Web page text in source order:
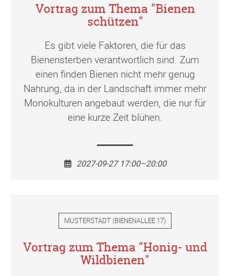
Vortrag zum Thema "Bienen
schützen"
Es gibt viele Faktoren, die für das
Bienensterben verantwortlich sind. Zum
einen finden Bienen nicht mehr genug
Nahrung, da in der Landschaft immer mehr
Monokulturen angebaut werden, die nur für
eine kurze Zeit blühen.
2027-09-27 17:00–20:00
MUSTERSTADT (BIENENALLEE 17)
Vortrag zum Thema "Honig- und
Wildbienen"